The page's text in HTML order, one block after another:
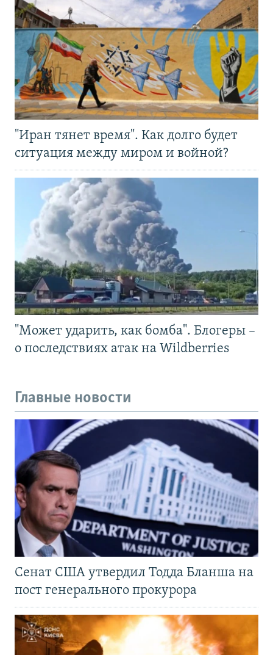
"Иран тянет время". Как долго будет
ситуация между миром и войной?
"Может ударить, как бомба". Блогеры –
о последствиях атак на Wildberries
Главные новости
Сенат США утвердил Тодда Бланша на
пост генерального прокурора